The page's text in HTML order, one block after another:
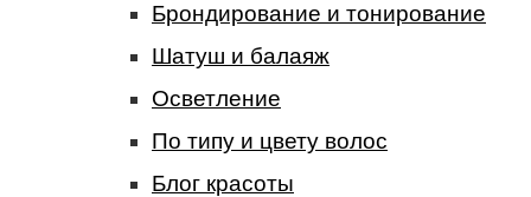
Брондирование и тонирование
Шатуш и балаяж
Осветление
По типу и цвету волос
Блог красоты